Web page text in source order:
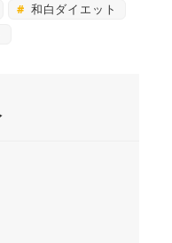
和白ダイエット